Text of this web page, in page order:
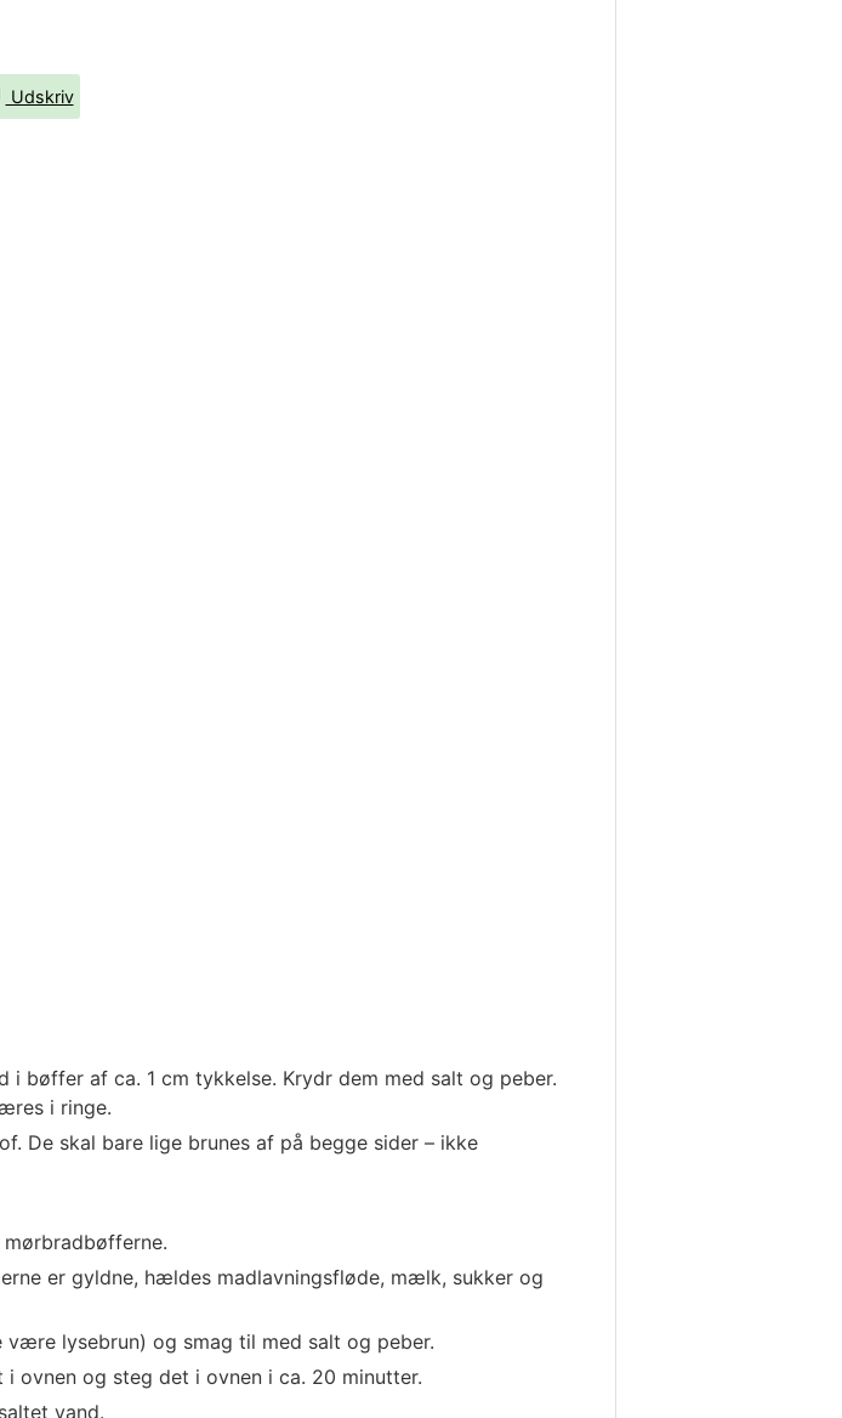
Udskriv
bøffer af ca. 1 cm tykkelse. Krydr dem med salt og peber.
i ringe.
De skal bare lige brunes af på begge sider – ikke
er gyldne, hældes madlavningsfløde, mælk, sukker og
lysebrun) og smag til med salt og peber.
ovnen og steg det i ovnen i ca. 20 minutter.
vand.